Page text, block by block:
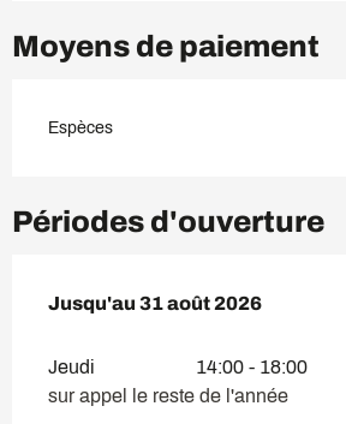
Moyens de paiement
Espèces
Périodes d'ouverture
Du1 juillet 2026au31 août 2026
Jusqu'au 31 août 2026
Jeudi
14:00 - 18:00
sur appel le reste de l'année